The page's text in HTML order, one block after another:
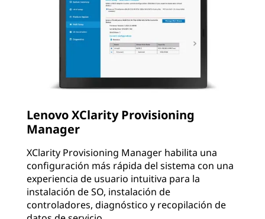
Lenovo XClarity Provisioning
Manager
XClarity Provisioning Manager habilita una
configuración más rápida del sistema con una
experiencia de usuario intuitiva para la
instalación de SO, instalación de
controladores, diagnóstico y recopilación de